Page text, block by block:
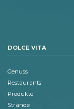
DOLCE VITA
Genuss
Restaurants
Produkte
Strände